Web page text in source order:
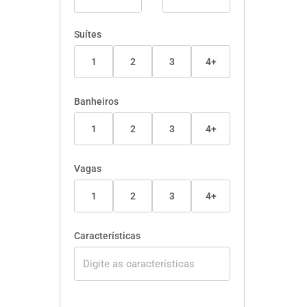
Suítes
1 2 3 4+
Banheiros
1 2 3 4+
Vagas
1 2 3 4+
Características